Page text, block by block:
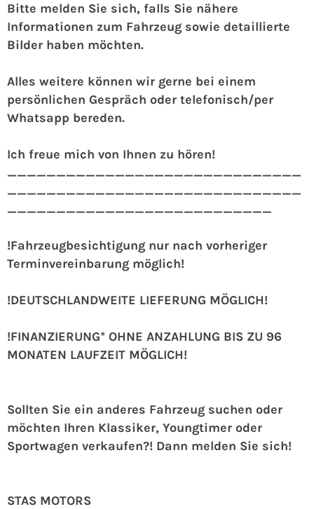
Bitte melden Sie sich, falls Sie nähere
Informationen zum Fahrzeug sowie detaillierte
Bilder haben möchten.
Alles weitere können wir gerne bei einem
persönlichen Gespräch oder telefonisch/per
Whatsapp bereden.
Ich freue mich von Ihnen zu hören!
______________________________
______________________________
___________________________
!Fahrzeugbesichtigung nur nach vorheriger
Terminvereinbarung möglich!
!DEUTSCHLANDWEITE LIEFERUNG MÖGLICH!
!FINANZIERUNG* OHNE ANZAHLUNG BIS ZU 96
MONATEN LAUFZEIT MÖGLICH!
Sollten Sie ein anderes Fahrzeug suchen oder
möchten Ihren Klassiker, Youngtimer oder
Sportwagen verkaufen?! Dann melden Sie sich!
STAS MOTORS